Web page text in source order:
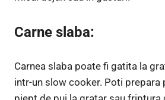
Carne slaba:
Carnea slaba poate fi gatita la
intr-un slow cooker. Poti prepara